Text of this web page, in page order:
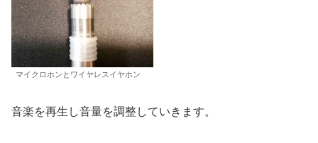
マイクロホンとワイヤレスイヤホン
音楽を再生し音量を調整していきます。